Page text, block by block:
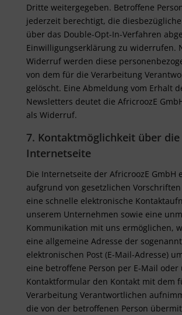
Dritte weitergegeben. Betroffene
jederzeit berechtigt, die
über das Double-Opt-In-Verfahren
Einwilligungserklärung zu widerrufen.
Widerruf werden diese
von dem für die Verarbeitung
gelöscht. Eine Abmeldung vom Erhalt
Newsletters deutet die AfricroozE
als Widerruf.
7. Kontaktmöglichkeit über die
Internetseite
Die Internetseite der AfricroozE GmbH
aufgrund von gesetzlichen
eine schnelle elektronische
unserem Unternehmen sowie eine
Kommunikation mit uns ermöglichen,
eine allgemeine Adresse der
elektronischen Post (E-Mail-Adresse)
eine betroffene Person per E-Mail oder
Kontaktformular den Kontakt mit dem
Verarbeitung Verantwortlichen
die von der betroffenen Person